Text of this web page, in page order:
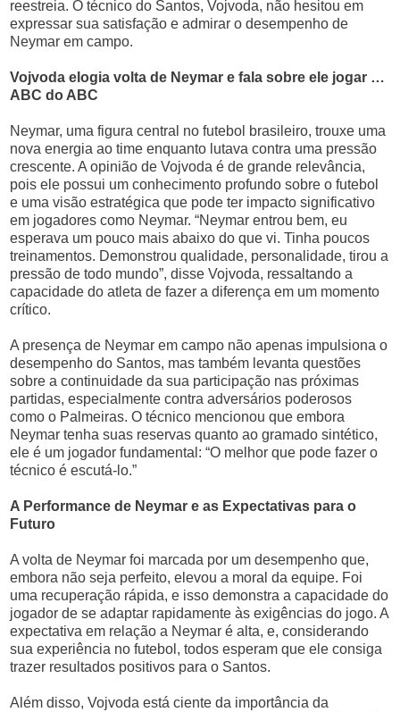
reestreia. O técnico do Santos, Vojvoda, não hesitou em
expressar sua satisfação e admirar o desempenho de
Neymar em campo.
Vojvoda elogia volta de Neymar e fala sobre ele jogar …
ABC do ABC
Neymar, uma figura central no futebol brasileiro, trouxe uma
nova energia ao time enquanto lutava contra uma pressão
crescente. A opinião de Vojvoda é de grande relevância,
pois ele possui um conhecimento profundo sobre o futebol
e uma visão estratégica que pode ter impacto significativo
em jogadores como Neymar. “Neymar entrou bem, eu
esperava um pouco mais abaixo do que vi. Tinha poucos
treinamentos. Demonstrou qualidade, personalidade, tirou a
pressão de todo mundo”, disse Vojvoda, ressaltando a
capacidade do atleta de fazer a diferença em um momento
crítico.
A presença de Neymar em campo não apenas impulsiona o
desempenho do Santos, mas também levanta questões
sobre a continuidade da sua participação nas próximas
partidas, especialmente contra adversários poderosos
como o Palmeiras. O técnico mencionou que embora
Neymar tenha suas reservas quanto ao gramado sintético,
ele é um jogador fundamental: “O melhor que pode fazer o
técnico é escutá-lo.”
A Performance de Neymar e as Expectativas para o
Futuro
A volta de Neymar foi marcada por um desempenho que,
embora não seja perfeito, elevou a moral da equipe. Foi
uma recuperação rápida, e isso demonstra a capacidade do
jogador de se adaptar rapidamente às exigências do jogo. A
expectativa em relação a Neymar é alta, e, considerando
sua experiência no futebol, todos esperam que ele consiga
trazer resultados positivos para o Santos.
Além disso, Vojvoda está ciente da importância da